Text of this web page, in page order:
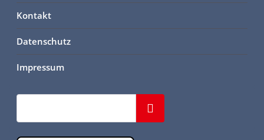
Kontakt
Datenschutz
Impressum
Suchen